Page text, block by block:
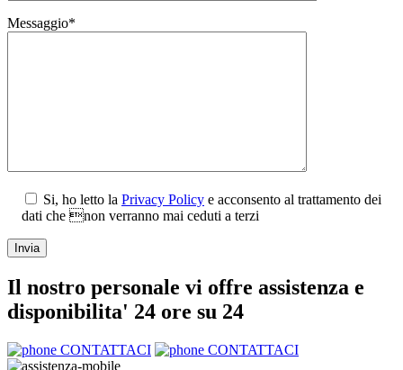
Messaggio*
Si, ho letto la Privacy Policy e acconsento al trattamento dei
dati che non verranno mai ceduti a terzi
Il nostro personale vi offre assistenza e
disponibilita' 24 ore su 24
CONTATTACI CONTATTACI